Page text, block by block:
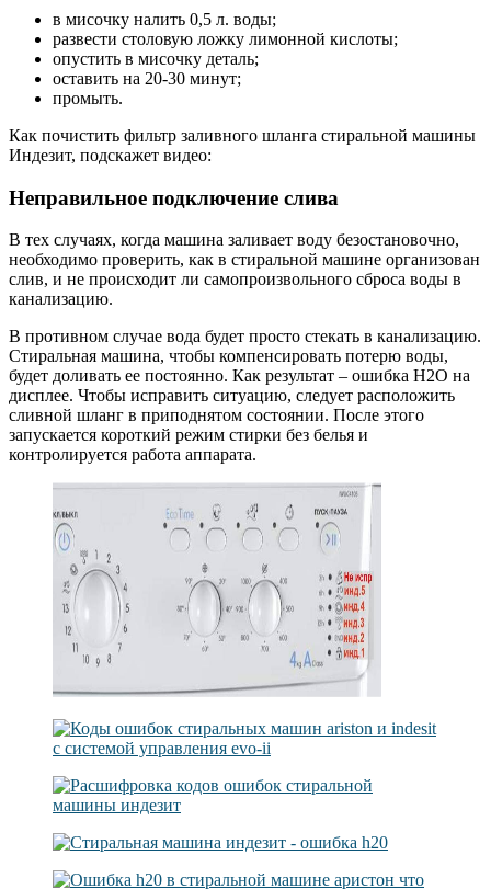
в мисочку налить 0,5 л. воды;
развести столовую ложку лимонной кислоты;
опустить в мисочку деталь;
оставить на 20-30 минут;
промыть.
Как почистить фильтр заливного шланга стиральной машины
Индезит, подскажет видео:
Неправильное подключение слива
В тех случаях, когда машина заливает воду безостановочно,
необходимо проверить, как в стиральной машине организован
слив, и не происходит ли самопроизвольного сброса воды в
канализацию.
В противном случае вода будет просто стекать в канализацию.
Стиральная машина, чтобы компенсировать потерю воды,
будет доливать ее постоянно. Как результат – ошибка H2O на
дисплее. Чтобы исправить ситуацию, следует расположить
сливной шланг в приподнятом состоянии. После этого
запускается короткий режим стирки без белья и
контролируется работа аппарата.